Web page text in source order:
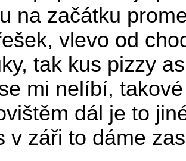
na začátku
vlevo od
tak kus pizzy
mi nelíbí,
dál je to
v záři to dáme